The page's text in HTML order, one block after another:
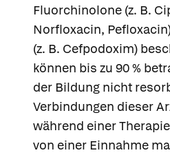
Fluorchinolone (z. B.
Norfloxacin,
(z. B. Cefpodoxim)
können bis zu 90 %
der Bildung nicht
Verbindungen dieser
während einer
von einer Einnahme